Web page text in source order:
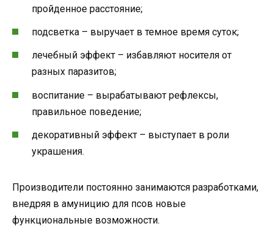
пройденное расстояние;
подсветка – выручает в темное время суток;
лечебный эффект – избавляют носителя от
разных паразитов;
воспитание – вырабатывают рефлексы,
правильное поведение;
декоративный эффект – выступает в роли
украшения.
Производители постоянно занимаются разработками,
внедряя в амуницию для псов новые
функциональные возможности.